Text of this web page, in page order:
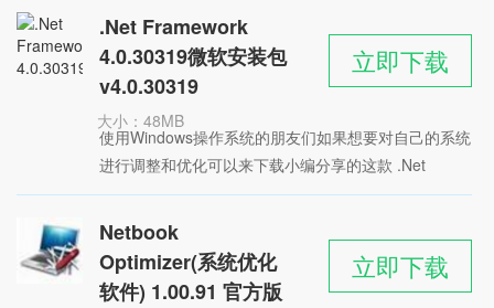
软件，这是罗技针对旗下的设备打造的驱动程序更新工
具，能够有效地增强游戏操作，支持用户根据习惯自定
义设置键位。
.Net Framework
4.0.30319微软安装包
v4.0.30319
大小：48MB
时间：2022-05-27
星级：
立即下载
使用Windows操作系统的朋友们如果想要对自己的系统
进行调整和优化可以来下载小编分享的这款 .Net
Framework 4.0.30319微软安装包工具，这是针对
Windows系统推出的托管代码，是常见的基础组件，能
够帮助用户对系统运行缓慢等问题进行处理和解决，不
断地改进优化系统。
Netbook
Optimizer(系统优化
软件) 1.00.91 官方版
立即下载